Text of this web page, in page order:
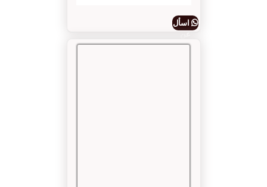
اسأل
المنتج